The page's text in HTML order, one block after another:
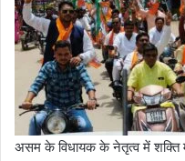
असम के विधायक के नेतृत्व में शक्ति में